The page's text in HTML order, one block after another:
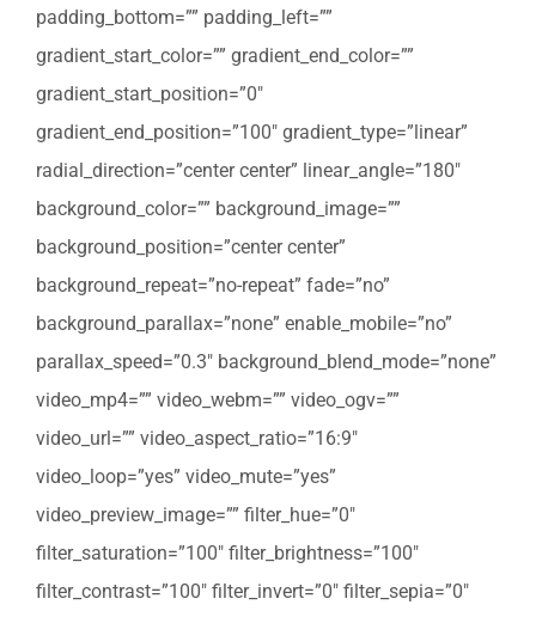
padding_bottom=”” padding_left=””
gradient_start_color=”” gradient_end_color=””
gradient_start_position=”0″
gradient_end_position=”100″ gradient_type=”linear”
radial_direction=”center center” linear_angle=”180″
background_color=”” background_image=””
background_position=”center center”
background_repeat=”no-repeat” fade=”no”
background_parallax=”none” enable_mobile=”no”
parallax_speed=”0.3″ background_blend_mode=”none”
video_mp4=”” video_webm=”” video_ogv=””
video_url=”” video_aspect_ratio=”16:9″
video_loop=”yes” video_mute=”yes”
video_preview_image=”” filter_hue=”0″
filter_saturation=”100″ filter_brightness=”100″
filter_contrast=”100″ filter_invert=”0″ filter_sepia=”0″